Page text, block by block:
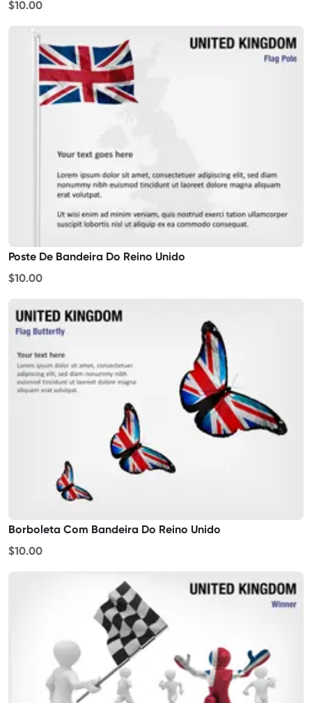
$10.00
Poste De Bandeira Do Reino Unido
$10.00
Borboleta Com Bandeira Do Reino Unido
$10.00